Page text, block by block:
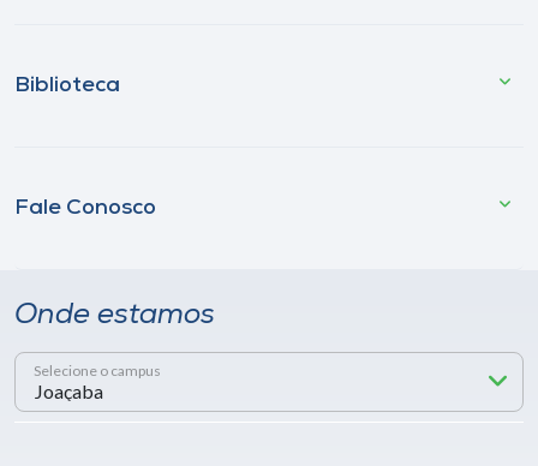
Biblioteca
Fale Conosco
Onde estamos
Selecione o campus